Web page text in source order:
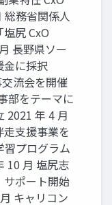
務省関係人
尻 CxO
長野県ソー
金に採択
流会を開催
部をテーマに
2021 年 4 月
支援事業を
習プログラム
10 月 塩尻志
ポート開始
キャリコン